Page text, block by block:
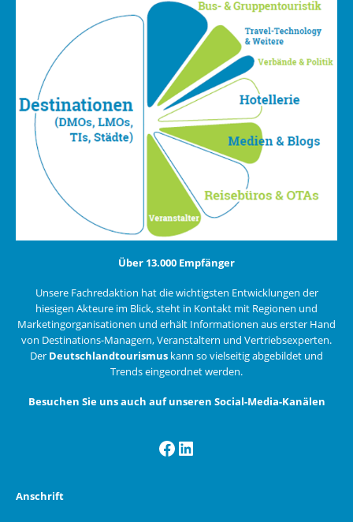
Über 13.000 Empfänger
Unsere Fachredaktion hat die wichtigsten Entwicklungen der
hiesigen Akteure im Blick, steht in Kontakt mit Regionen und
Marketingorganisationen und erhält Informationen aus erster Hand
von Destinations-Managern, Veranstaltern und Vertriebsexperten.
Der Deutschlandtourismus kann so vielseitig abgebildet und
Trends eingeordnet werden.
Besuchen Sie uns auch auf unseren Social-Media-Kanälen
Facebook
LinkedIn
Anschrift